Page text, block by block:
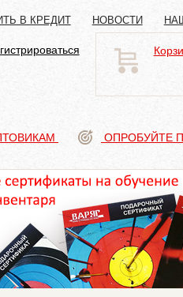
В КРЕДИТ НОВОСТИ
ОПРОБУЙТЕ